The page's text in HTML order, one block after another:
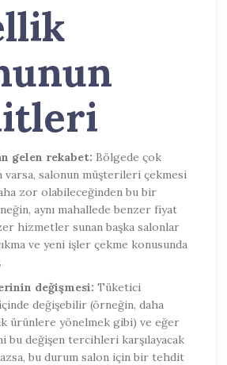
gelen rekabet: Bölgede çok
varsa, salonun müşterileri çekmesi
zor olabileceğinden bu bir
aynı mahallede benzer fiyat
hizmetler sunan başka salonlar
ve yeni işler çekme konusunda
değişmesi: Tüketici
değişebilir (örneğin, daha
ürünlere yönelmek gibi) ve eğer
bu değişen tercihleri ​​karşılayacak
bu durum salon için bir tehdit